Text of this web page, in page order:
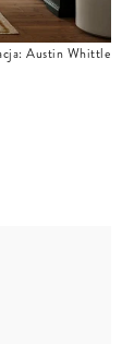
Austin Whittle